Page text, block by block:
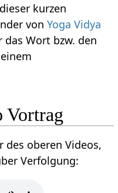
vonYoga Vidya
Wort bzw. den
vom einem
Vortrag
des oberen Videos,
also einen Audio Vortrag über Verfolgung‏‎: